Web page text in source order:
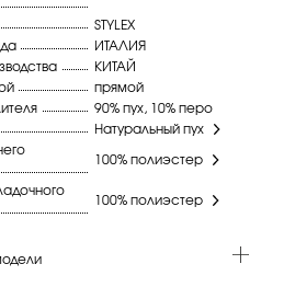
STYLEX
ИТАЛИЯ
КИТАЙ
прямой
90% пух, 10% перо
Натуральный пух
100% полиэстер
100% полиэстер